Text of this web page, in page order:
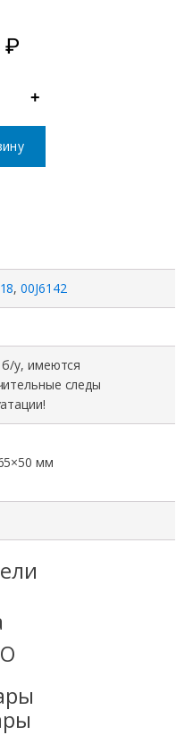
₽
+
,00J6142
у, имеются
следы
мм